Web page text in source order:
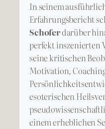
In seinem
Erfahrungsbericht
Schoferdarüber
perfekt inszenierten
seine kritischen
Motivation,
esoterischen
einem erheblichen